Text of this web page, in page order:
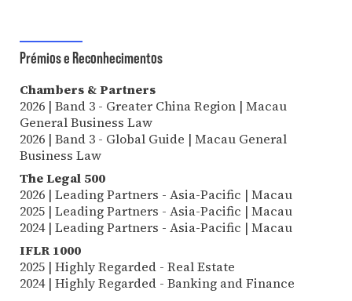
Prémios e Reconhecimentos
Chambers & Partners
2026 | Band 3 - Greater China Region | Macau
General Business Law
2026 | Band 3 - Global Guide | Macau General
Business Law
The Legal 500
2026 | Leading Partners - Asia-Pacific | Macau
2025 | Leading Partners - Asia-Pacific | Macau
2024 | Leading Partners - Asia-Pacific | Macau
IFLR 1000
2025 | Highly Regarded - Real Estate
2024 | Highly Regarded - Banking and Finance